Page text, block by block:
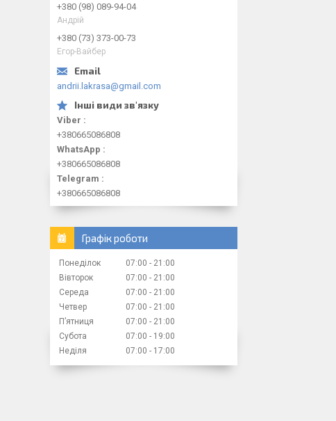
+380 (98) 089-94-04
Андрій
+380 (73) 373-00-73
Егор-Вайбер
andrii.lakrasa@gmail.com
Viber
+380665086808
WhatsApp
+380665086808
Telegram
+380665086808
Графік роботи
Понеділок 07:00
21:00
Вівторок
07:00
21:00
Середа
07:00
21:00
Четвер
07:00
21:00
Пʼятниця
07:00
21:00
Субота
07:00
19:00
Неділя
07:00 17:00